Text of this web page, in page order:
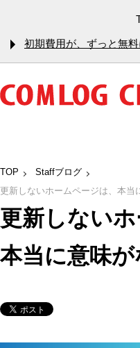
初期費用が、ずっと無
TOP
Staffブログ
更新しないホームページは、本当
更新しないホ
本当に意味が